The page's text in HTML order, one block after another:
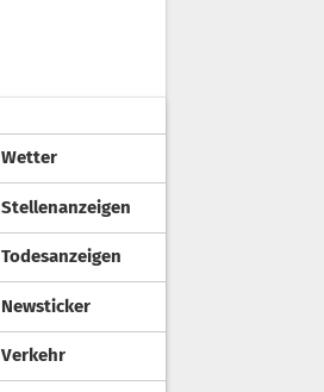
Wetter
Stellenanzeigen
Todesanzeigen
Newsticker
Verkehr